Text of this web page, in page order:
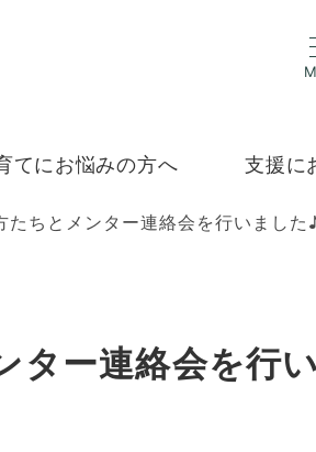
てにお悩みの方へ 支援に
たちとメンター連絡会を行いました
ター連絡会を行